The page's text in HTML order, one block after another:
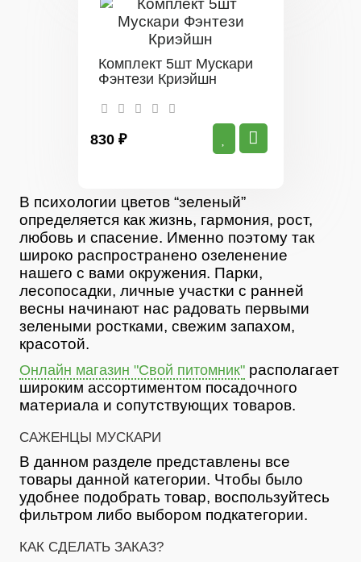
Комплект 5шт Мускари
Фэнтези Криэйшн
830 ₽
В психологии цветов “зеленый”
определяется как жизнь, гармония, рост,
любовь и спасение. Именно поэтому так
широко распространено озеленение
нашего с вами окружения. Парки,
лесопосадки, личные участки с ранней
весны начинают нас радовать первыми
зелеными ростками, свежим запахом,
красотой.
Онлайн магазин "Свой питомник" располагает
широким ассортиментом посадочного
материала и сопутствующих товаров.
САЖЕНЦЫ МУСКАРИ
В данном разделе представлены все
товары данной категории. Чтобы было
удобнее подобрать товар, воспользуйтесь
фильтром либо выбором подкатегории.
КАК СДЕЛАТЬ ЗАКАЗ?